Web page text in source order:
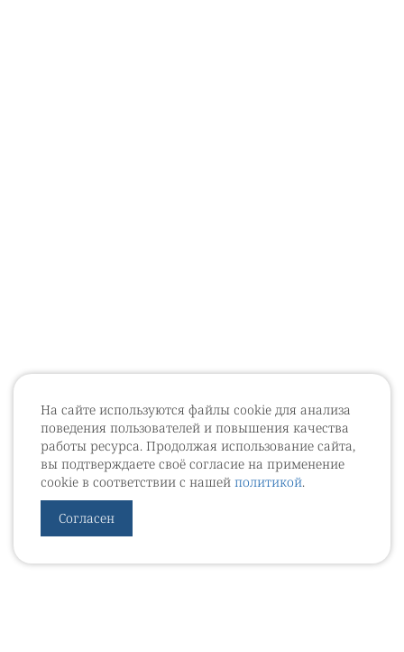
На сайте используются файлы cookie для анализа
поведения пользователей и повышения качества
работы ресурса. Продолжая использование сайта,
вы подтверждаете своё согласие на применение
cookie в соответствии с нашей политикой.
Согласен